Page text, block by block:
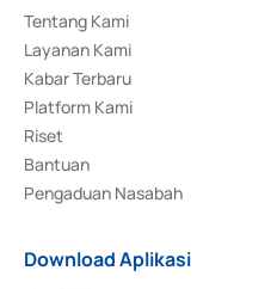
Tentang Kami
Layanan Kami
Kabar Terbaru
Platform Kami
Riset
Bantuan
Pengaduan Nasabah
Download Aplikasi